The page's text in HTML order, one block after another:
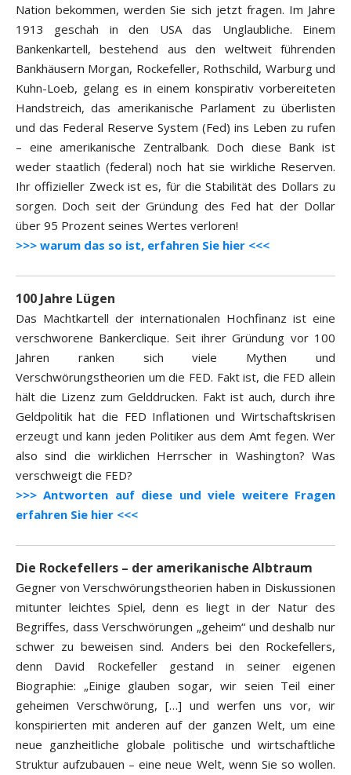
Nation bekommen, werden Sie sich jetzt fragen. Im Jahre
1913 geschah in den USA das Unglaubliche. Einem
Bankenkartell, bestehend aus den weltweit führenden
Bankhäusern Morgan, Rockefeller, Rothschild, Warburg und
Kuhn-Loeb, gelang es in einem konspirativ vorbereiteten
Handstreich, das amerikanische Parlament zu überlisten
und das Federal Reserve System (Fed) ins Leben zu rufen
– eine amerikanische Zentralbank. Doch diese Bank ist
weder staatlich (federal) noch hat sie wirkliche Reserven.
Ihr offizieller Zweck ist es, für die Stabilität des Dollars zu
sorgen. Doch seit der Gründung des Fed hat der Dollar
über 95 Prozent seines Wertes verloren!
>>> warum das so ist, erfahren Sie hier <<<
100 Jahre Lügen
Das Machtkartell der internationalen Hochfinanz ist eine
verschworene Bankerclique. Seit ihrer Gründung vor 100
Jahren ranken sich viele Mythen und
Verschwörungstheorien um die FED. Fakt ist, die FED allein
hält die Lizenz zum Gelddrucken. Fakt ist auch, durch ihre
Geldpolitik hat die FED Inflationen und Wirtschaftskrisen
erzeugt und kann jeden Politiker aus dem Amt fegen. Wer
also sind die wirklichen Herrscher in Washington? Was
verschweigt die FED?
>>> Antworten auf diese und viele weitere Fragen
erfahren Sie hier <<<
Die Rockefellers – der amerikanische Albtraum
Gegner von Verschwörungstheorien haben in Diskussionen
mitunter leichtes Spiel, denn es liegt in der Natur des
Begriffes, dass Verschwörungen „geheim“ und deshalb nur
schwer zu beweisen sind. Anders bei den Rockefellers,
denn David Rockefeller gestand in seiner eigenen
Biographie: „Einige glauben sogar, wir seien Teil einer
geheimen Verschwörung, […] und werfen uns vor, wir
konspirierten mit anderen auf der ganzen Welt, um eine
neue ganzheitliche globale politische und wirtschaftliche
Struktur aufzubauen – eine neue Welt, wenn Sie so wollen.